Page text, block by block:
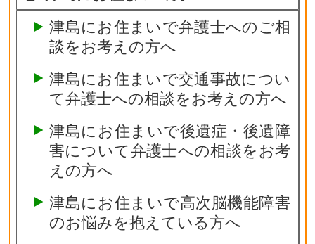
津島にお住まいで弁護士へのご相
談をお考えの方へ
津島にお住まいで交通事故につい
て弁護士への相談をお考えの方へ
津島にお住まいで後遺症・後遺障
害について弁護士への相談をお考
えの方へ
津島にお住まいで高次脳機能障害
のお悩みを抱えている方へ